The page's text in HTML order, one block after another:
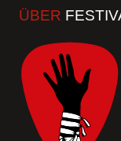
ÜBER